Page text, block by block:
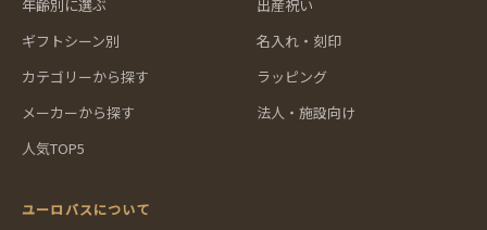
年齢別に選ぶ
ギフトシーン別
カテゴリーから探す
メーカーから探す
人気TOP5
出産祝い
名入れ・刻印
ラッピング
法人・施設向け
ユーロバスについて